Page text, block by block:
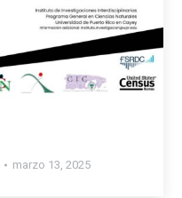
marzo 13, 2025